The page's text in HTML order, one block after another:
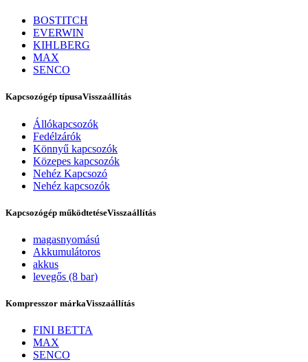
Szerviz
BOSTITCH
EVERWIN
KIHLBERG
MAX
SENCO
Kapcsozógép típusaVisszaállítás
Állókapcsozók
Fedélzárók
Könnyű kapcsozók
Közepes kapcsozók
Nehéz Kapcsozó
Nehéz kapcsozók
Kapcsozógép működtetéseVisszaállítás
magasnyomású
Akkumulátoros
akkus
levegős (8 bar)
Kompresszor márkaVisszaállítás
FINI BETTA
MAX
SENCO